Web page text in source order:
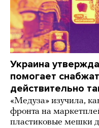
Украина
помогает
действительно
«Медуза» изучила,
фронта на
пластиковые мешки